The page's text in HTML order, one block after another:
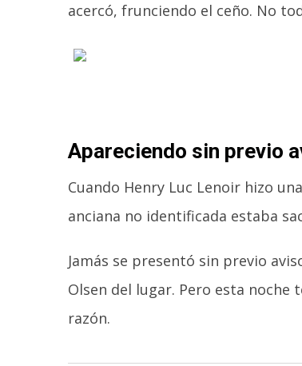
acercó, frunciendo el ceño. No
Apareciendo sin previo
Cuando Henry Luc Lenoir hizo
anciana no identificada estaba
Jamás se presentó sin previo
Olsen del lugar. Pero esta
razón.